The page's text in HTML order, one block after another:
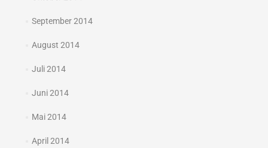
September 2014
August 2014
Juli 2014
Juni 2014
Mai 2014
April 2014